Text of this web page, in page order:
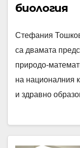
биология
Стефания
са двамата
природо-
на националния
и здравно